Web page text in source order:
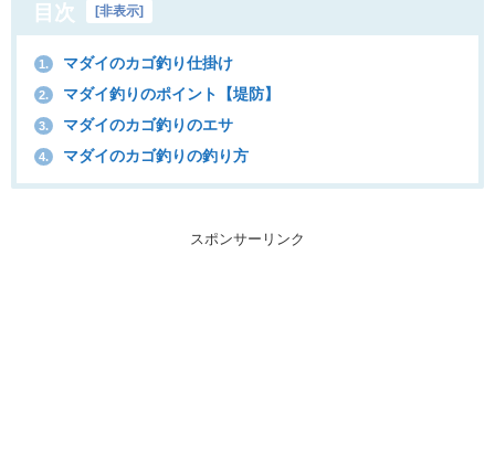
目次 非表示
1. マダイのカゴ釣り仕掛け
2. マダイ釣りのポイント【堤防】
3. マダイのカゴ釣りのエサ
4. マダイのカゴ釣りの釣り方
スポンサーリンク